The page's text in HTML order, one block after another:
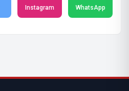
Instagram WhatsApp